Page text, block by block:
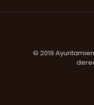
© 2019